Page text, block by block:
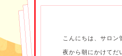
こんにちは、サロ
夜から朝にかけてだ